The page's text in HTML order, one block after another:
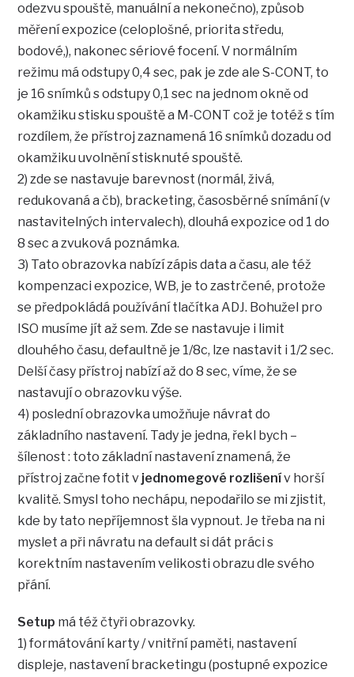
odezvu spouště, manuální a nekonečno), způsob
měření expozice (celoplošné, priorita středu,
bodové,), nakonec sériové focení. V normálním
režimu má odstupy 0,4 sec, pak je zde ale S-CONT, to
je 16 snímků s odstupy 0,1 sec na jednom okně od
okamžiku stisku spouště a M-CONT což je totéž s tím
rozdílem, že přístroj zaznamená 16 snímků dozadu od
okamžiku uvolnění stisknuté spouště.
2) zde se nastavuje barevnost (normál, živá,
redukovaná a čb), bracketing, časosběrné snímání (v
nastavitelných intervalech), dlouhá expozice od 1 do
8 sec a zvuková poznámka.
3) Tato obrazovka nabízí zápis data a času, ale též
kompenzaci expozice, WB, je to zastrčené, protože
se předpokládá používání tlačítka ADJ. Bohužel pro
ISO musíme jít až sem. Zde se nastavuje i limit
dlouhého času, defaultně je 1/8c, lze nastavit i 1/2 sec.
Delší časy přístroj nabízí až do 8 sec, víme, že se
nastavují o obrazovku výše.
4) poslední obrazovka umožňuje návrat do
základního nastavení. Tady je jedna, řekl bych –
šílenost : toto základní nastavení znamená, že
přístroj začne fotit v jednomegové rozlišenív horší
kvalitě. Smysl toho nechápu, nepodařilo se mi zjistit,
kde by tato nepříjemnost šla vypnout. Je třeba na ni
myslet a při návratu na default si dát práci s
korektním nastavením velikosti obrazu dle svého
přání.
Setup má též čtyři obrazovky.
1) formátování karty / vnitřní paměti, nastavení
displeje, nastavení bracketingu (postupné expozice